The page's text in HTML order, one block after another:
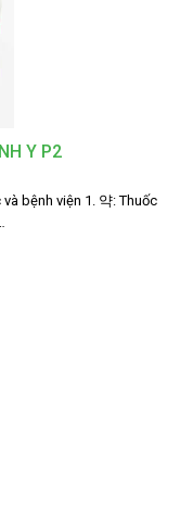
Y P2
bệnh viện 1. 약: Thuốc